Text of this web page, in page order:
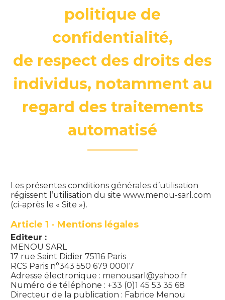
politique de
confidentialité,
de respect des droits des
individus, notamment au
regard des traitements
automatisé
Les présentes conditions générales d’utilisation
régissent l’utilisation du site www.menou-sarl.com
(ci-après le « Site »).
Article 1 - Mentions légales
Editeur :
MENOU SARL
17 rue Saint Didier 75116 Paris
RCS Paris n°343 550 679 00017
Adresse électronique : menousarl@yahoo.fr
Numéro de téléphone : +33 (0)1 45 53 35 68
Directeur de la publication : Fabrice Menou